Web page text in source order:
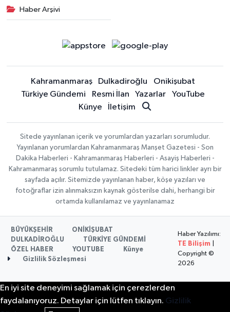
Haber Arşivi
Kahramanmaraş Dulkadiroğlu
Onikişubat
Türkiye Gündemi
Resmi İlan Yazarlar
YouTube
Künye
İletişim
Sitede yayınlanan içerik ve yorumlardan yazarları sorumludur.
Yayınlanan yorumlardan Kahramanmaraş Manşet Gazetesi - Son
Dakika Haberleri - Kahramanmaraş Haberleri - Asayiş Haberleri -
Kahramanmaraş sorumlu tutulamaz. Sitedeki tüm harici linkler ayrı bir
sayfada açılır. Sitemizde yayınlanan haber, köşe yazıları ve
fotoğraflar izin alınmaksızın kaynak gösterilse dahi, herhangi bir
ortamda kullanılamaz ve yayınlanamaz
BÜYÜKŞEHİR
ONİKİŞUBAT
DULKADİROĞLU
TÜRKİYE GÜNDEMİ
ÖZEL HABER
YOUTUBE
Künye
Gizlilik Sözleşmesi
Haber Yazılımı:
TE Bilişim
Copyright ©
2026
En iyi site deneyimi sağlamak için çerezlerden
faydalanıyoruz. Detaylar için lütfen tıklayın. Gizlilik